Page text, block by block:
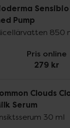
Sensibio
Pump
850
Pris online
279 kr
Clouds
Serum
30 ml